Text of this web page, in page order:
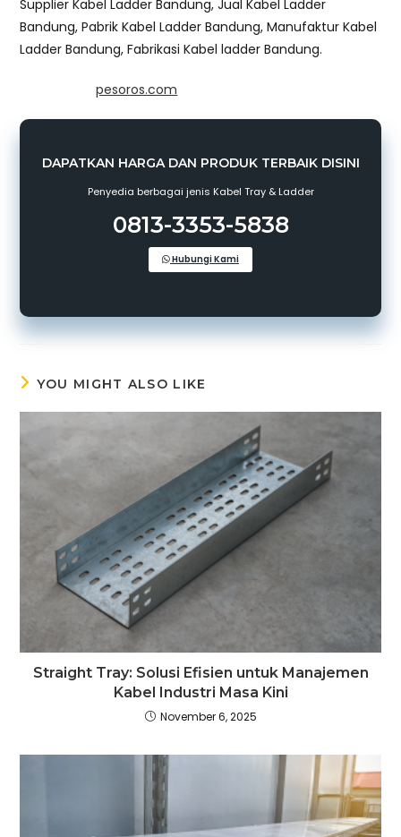
Supplier Kabel Ladder Bandung, Jual Kabel Ladder
Bandung, Pabrik Kabel Ladder Bandung, Manufaktur Kabel
Ladder Bandung, Fabrikasi Kabel ladder Bandung.
Powered bypesoros.com
DAPATKAN HARGA DAN PRODUK TERBAIK DISINI
Penyedia berbagai jenis Kabel Tray & Ladder
0813-3353-5838
Hubungi Kami
YOU MIGHT ALSO LIKE
Straight Tray: Solusi Efisien untuk Manajemen
Kabel Industri Masa Kini
November 6, 2025